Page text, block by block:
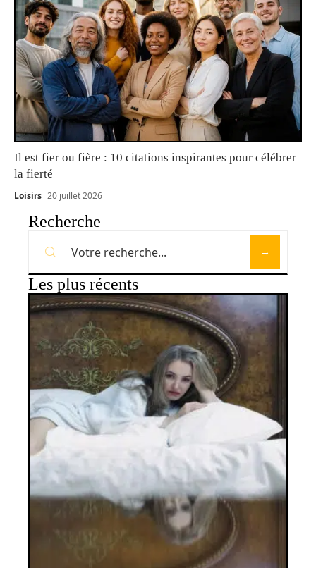
Il est fier ou fière : 10 citations inspirantes pour célébrer
la fierté
Loisirs 20 juillet 2026
Recherche
Les plus récents